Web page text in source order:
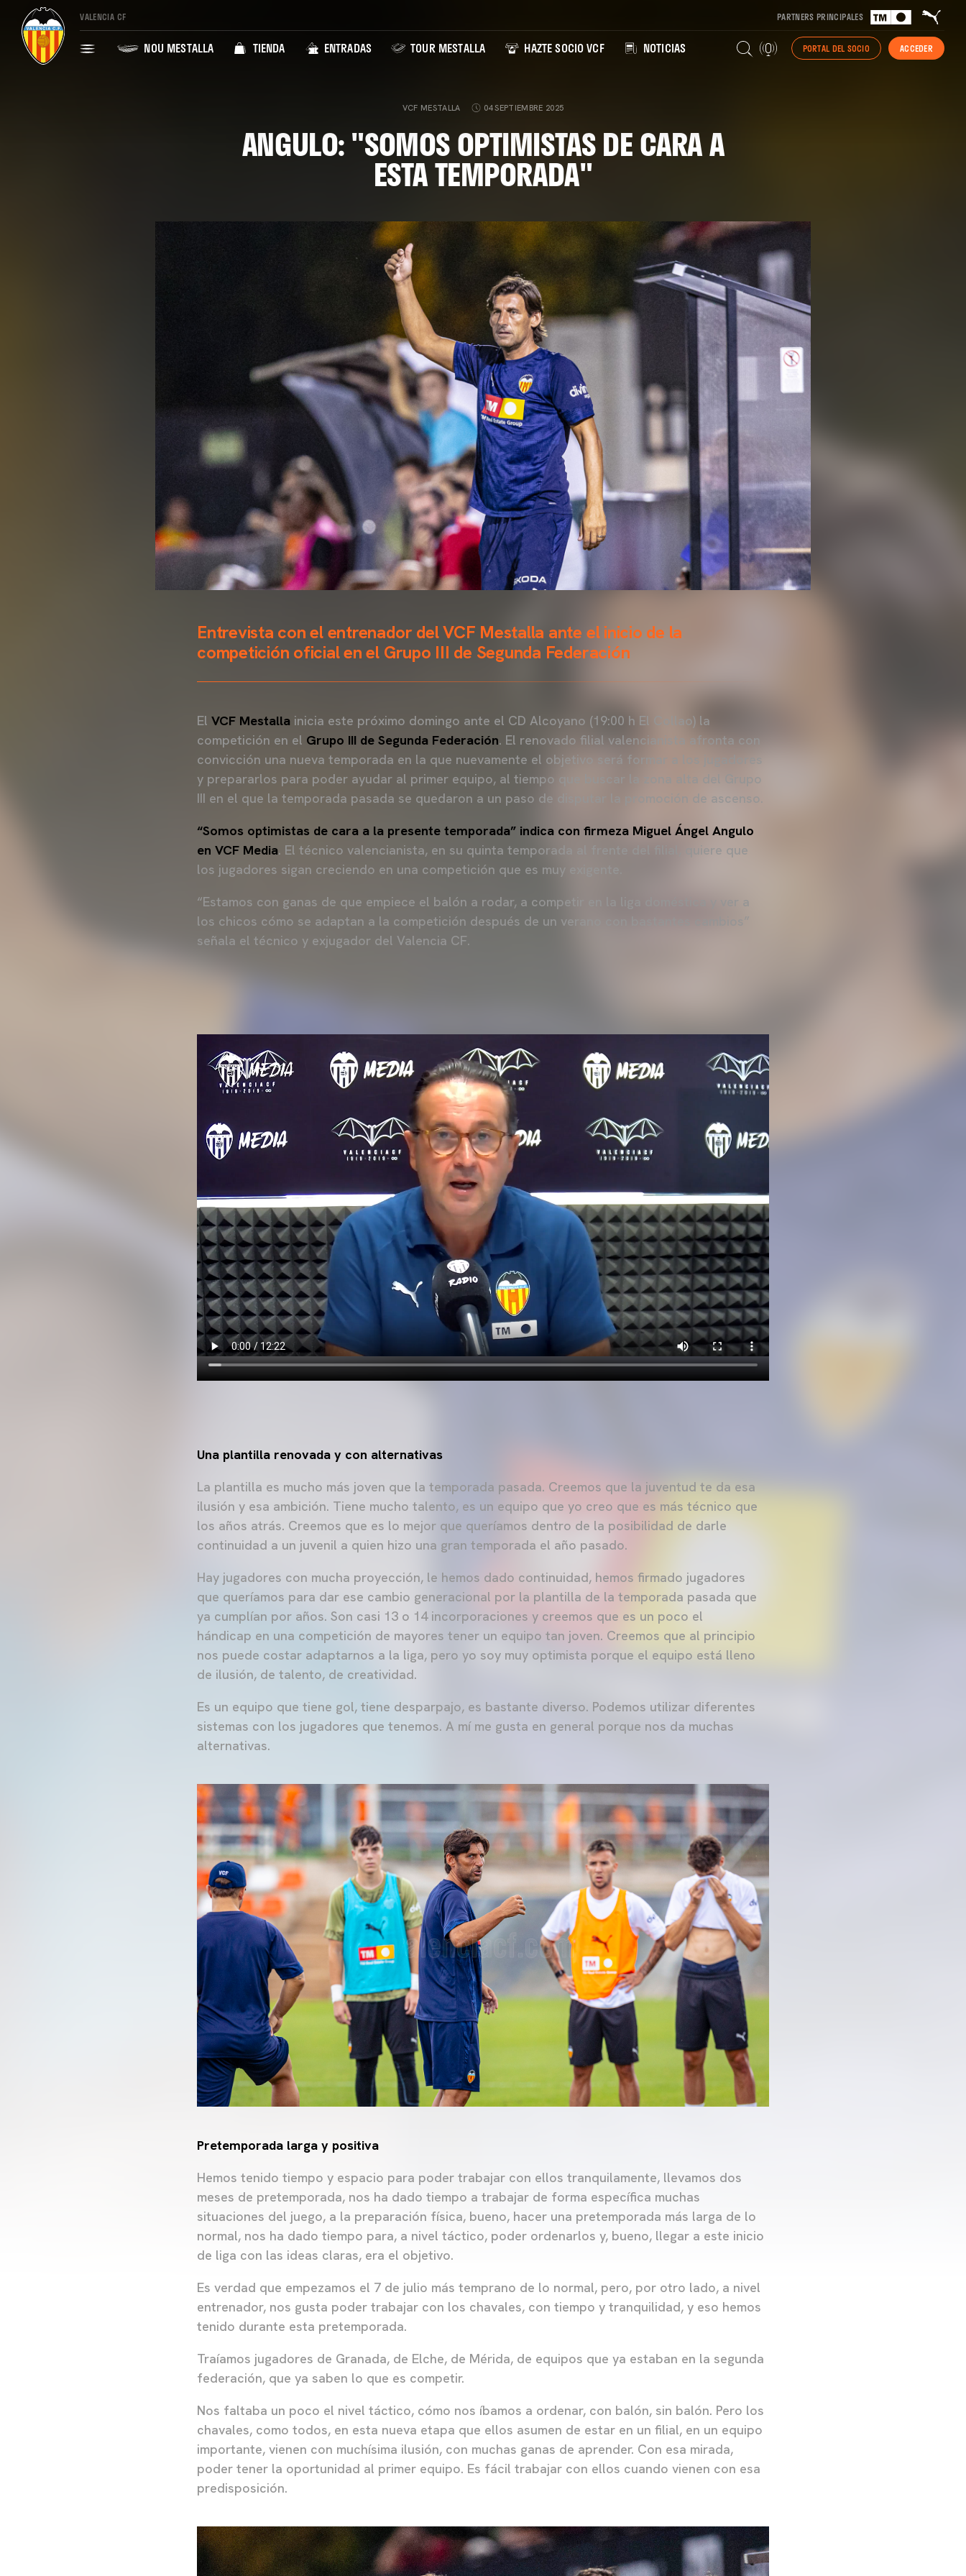
VALENCIA CF PARTNERS PRINCIPALES
NOU MESTALLA TIENDA ENTRADAS TOUR MESTALLA HAZTE SOCIO VCF NOTICIAS PORTAL DEL SOCIO ACCEDER
VCF MESTALLA 04 SEPTIEMBRE 2025
ANGULO: "SOMOS OPTIMISTAS DE CARA A
ESTA TEMPORADA"
Entrevista con el entrenador del VCF Mestalla ante el inicio de la
competición oficial en el Grupo III de Segunda Federación
El VCF Mestalla inicia este próximo domingo ante el CD Alcoyano (19:00 h El Collao) la
competición en el Grupo III de Segunda Federación. El renovado filial valencianista afronta con
convicción una nueva temporada en la que nuevamente el objetivo será formar a los jugadores
y prepararlos para poder ayudar al primer equipo, al tiempo que buscar la zona alta del Grupo
III en el que la temporada pasada se quedaron a un paso de disputar la promoción de ascenso.
“Somos optimistas de cara a la presente temporada” indica con firmeza Miguel Ángel Angulo
en VCF Media. El técnico valencianista, en su quinta temporada al frente del filial, quiere que
los jugadores sigan creciendo en una competición que es muy exigente.
“Estamos con ganas de que empiece el balón a rodar, a competir en la liga doméstica y ver a
los chicos cómo se adaptan a la competición después de un verano con bastantes cambios”
señala el técnico y exjugador del Valencia CF.
Una plantilla renovada y con alternativas
La plantilla es mucho más joven que la temporada pasada. Creemos que la juventud te da esa
ilusión y esa ambición. Tiene mucho talento, es un equipo que yo creo que es más técnico que
los años atrás. Creemos que es lo mejor que queríamos dentro de la posibilidad de darle
continuidad a un juvenil a quien hizo una gran temporada el año pasado.
Hay jugadores con mucha proyección, le hemos dado continuidad, hemos firmado jugadores
que queríamos para dar ese cambio generacional por la plantilla de la temporada pasada que
ya cumplían por años. Son casi 13 o 14 incorporaciones y creemos que es un poco el
hándicap en una competición de mayores tener un equipo tan joven. Creemos que al principio
nos puede costar adaptarnos a la liga, pero yo soy muy optimista porque el equipo está lleno
de ilusión, de talento, de creatividad.
Es un equipo que tiene gol, tiene desparpajo, es bastante diverso. Podemos utilizar diferentes
sistemas con los jugadores que tenemos. A mí me gusta en general porque nos da muchas
alternativas.
Pretemporada larga y positiva
Hemos tenido tiempo y espacio para poder trabajar con ellos tranquilamente, llevamos dos
meses de pretemporada, nos ha dado tiempo a trabajar de forma específica muchas
situaciones del juego, a la preparación física, bueno, hacer una pretemporada más larga de lo
normal, nos ha dado tiempo para, a nivel táctico, poder ordenarlos y, bueno, llegar a este inicio
de liga con las ideas claras, era el objetivo.
Es verdad que empezamos el 7 de julio más temprano de lo normal, pero, por otro lado, a nivel
entrenador, nos gusta poder trabajar con los chavales, con tiempo y tranquilidad, y eso hemos
tenido durante esta pretemporada.
Traíamos jugadores de Granada, de Elche, de Mérida, de equipos que ya estaban en la segunda
federación, que ya saben lo que es competir.
Nos faltaba un poco el nivel táctico, cómo nos íbamos a ordenar, con balón, sin balón. Pero los
chavales, como todos, en esta nueva etapa que ellos asumen de estar en un filial, en un equipo
importante, vienen con muchísima ilusión, con muchas ganas de aprender. Con esa mirada,
poder tener la oportunidad al primer equipo. Es fácil trabajar con ellos cuando vienen con esa
predisposición.